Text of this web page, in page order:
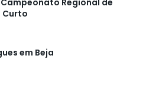
Regional de
em Beja